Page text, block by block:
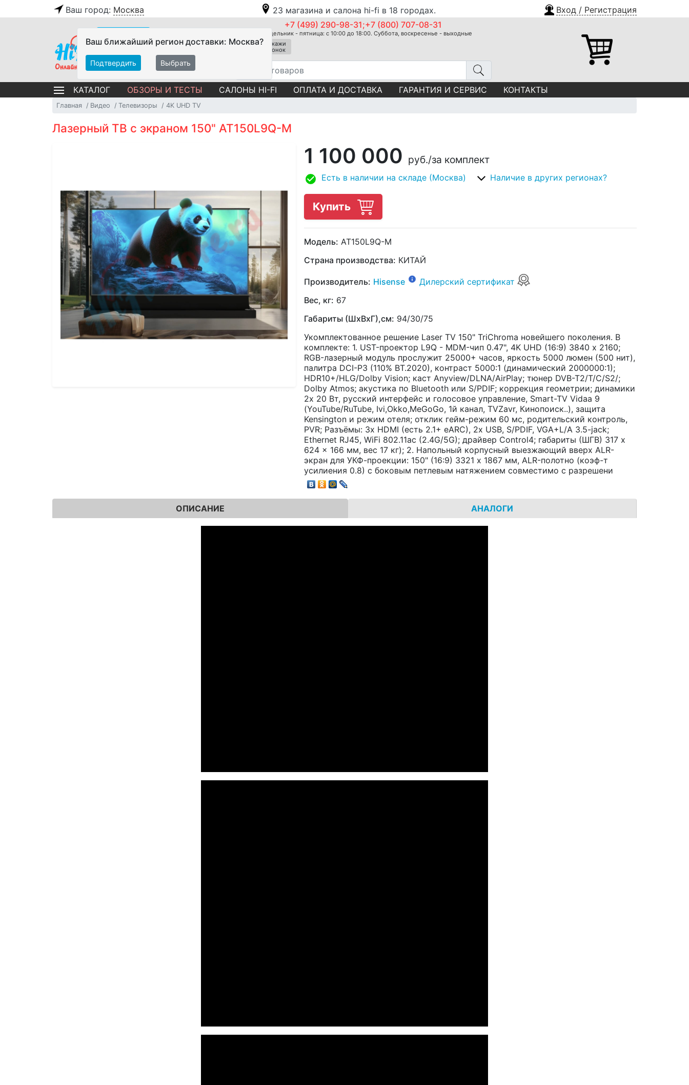
Ваш город: Москва 23 магазина и салона hi-fi в 18 городах. Вход / Регистрация
Ваш ближайший регион доставки: Москва?
Подтвердить Выбрать
+7 (499) 290-98-31;+7 (800) 707-08-31
Понедельник - пятница: с 10:00 до 18:00. Суббота, воскресенье - выходные
Закажи
звонок
КАТАЛОГ ОБЗОРЫ И ТЕСТЫ САЛОНЫ HI-FI ОПЛАТА И ДОСТАВКА ГАРАНТИЯ И СЕРВИС КОНТАКТЫ
Главная Видео Телевизоры 4K UHD TV
Лазерный ТВ с экраном 150" AT150L9Q-M
1 100 000 руб./за комплект
Есть в наличии на складе (Москва) Наличие в других регионах?
Купить
Модель: AT150L9Q-M
Страна производства: КИТАЙ
Производитель: Hisense
Дилерский сертификат
Вес, кг: 67
Габариты (ШхВхГ),см: 94/30/75
Укомплектованное решение Laser TV 150" TriChroma новейшего поколения. В
комплекте: 1. UST-проектор L9Q - MDM-чип 0.47", 4K UHD (16:9) 3840 х 2160;
RGB-лазерный модуль прослужит 25000+ часов, яркость 5000 люмен (500 нит),
палитра DCI-P3 (110% BT.2020), контраст 5000:1 (динамический 2000000:1);
HDR10+/HLG/Dolby Vision; каст Anyview/DLNA/AirPlay; тюнер DVB-T2/T/C/S2/;
Dolby Atmos; акустика по Bluetooth или S/PDIF; коррекция геометрии; динамики
2x 20 Вт, русский интерфейс и голосовое управление, Smart-TV Vidaa 9
(YouTube/RuTube, Ivi,Okko,MeGoGo, 1й канал, TVZavr, Кинопоиск..), защита
Kensington и режим отеля; отклик гейм-режим 60 мс, родительский контроль,
PVR; Разъёмы: 3x HDMI (есть 2.1+ eARC), 2x USB, S/PDIF, VGA+L/A 3.5-jack;
Ethernet RJ45, WiFi 802.11ac (2.4G/5G); драйвер Control4; габариты (ШГВ) 317 x
624 x 166 мм, вес 17 кг); 2. Напольный корпусный выезжающий вверх ALR-
экран для УКФ-проекции: 150" (16:9) 3321 x 1867 мм, ALR-полотно (коэф-т
усилиения 0.8) с боковым петлевым натяжением совместимо с разрешени
ОПИСАНИЕ АНАЛОГИ